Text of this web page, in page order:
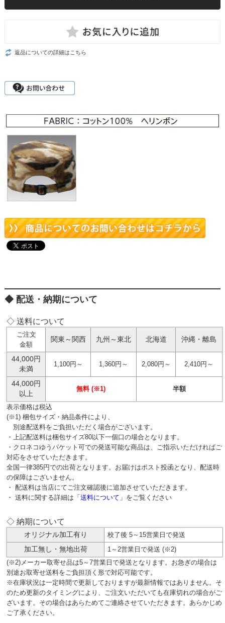
返品についての詳細はこちら
配送・納期について
◇ 送料について
ご注文
金額
関東～関西 九州～東北 北海道 沖縄・離島
44,000円
未満
1,100円～ 1,360円～ 2,080円～ 2,410円～
44,000円
以上
無料 (※1) 半額
表示価格は税込
(※1) 梱包サイズ・納品条件により、
別途配送料をご負担いただく場合がございます。
・上記配送料は梱包サイズ80以下一個口の場合となります。
・クロネコゆうパケット可での発送可能な商品は、ご指示いただければご
対応をさせていただきます。
全国一律385円での出荷となります。お届けはポスト投函となり、配送時
の保障はございません。
・ 配送料は当店にてご注文確認後に追加させていただきます。
・ 送料に関する詳細は 「送料について」 をご覧ください
◇ 納期について
オリジナル加工有り
校了後 5～15営業日で発送
加工無し・無地出荷
1～2営業日で発送 (※2)
(※2)メーカー取寄せ品は5～7営業日で発送となります。お急ぎの場合は
別途お取寄せ送料をご負担頂く形で対応可能です。
※在庫状況は一定時間で更新しておりますが最新情報ではありません。そ
のため更新のタイミングにより、ご注文いただいても在庫切れの場合がご
ざいます。その場合はあらためてご連絡させていただきます。あらかじめ
ご了承ください。